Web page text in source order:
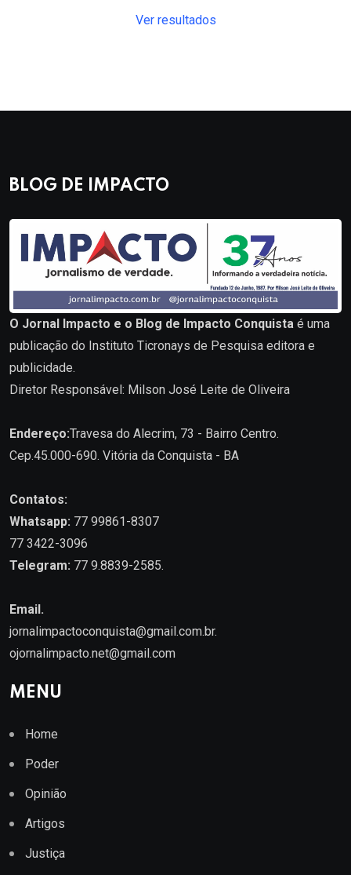
Ver resultados
BLOG DE IMPACTO
O Jornal Impacto e o Blog de Impacto Conquista é uma
publicação do Instituto Ticronays de Pesquisa editora e
publicidade.
Diretor Responsável: Milson José Leite de Oliveira
Endereço:Travesa do Alecrim, 73 - Bairro Centro.
Cep.45.000-690. Vitória da Conquista - BA
Contatos:
Whatsapp: 77 99861-8307
77 3422-3096
Telegram: 77 9.8839-2585.
Email.
jornalimpactoconquista@gmail.com.br.
ojornalimpacto.net@gmail.com
MENU
Home
Poder
Opinião
Artigos
Justiça